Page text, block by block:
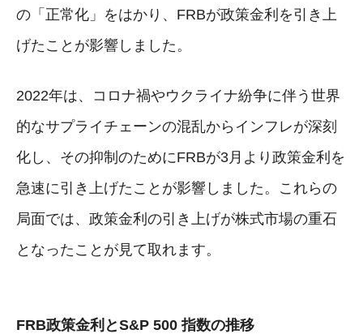
の「正常化」をはかり、FRBが政策金利を引き上
げたことが影響しました。
2022年は、コロナ禍やウクライナ紛争に伴う世界
的なサプライチェーンの混乱からインフレが深刻
化し、その抑制のためにFRBが3月より政策金利を
急速に引き上げたことが影響しました。これらの
局面では、政策金利の引き上げが株式市場の重石
となったことが見て取れます。
FRB政策金利とS&P 500 指数の推移